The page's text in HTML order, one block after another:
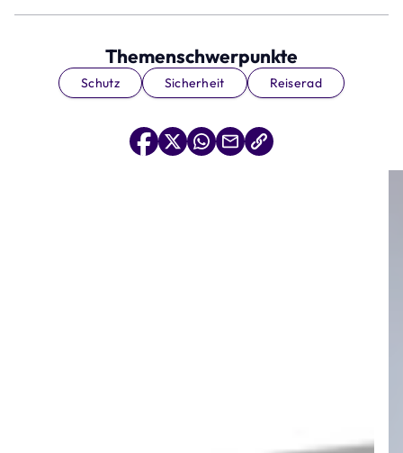
Themenschwerpunkte
Schutz Sicherheit Reiserad